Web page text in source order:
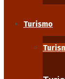
Turismo